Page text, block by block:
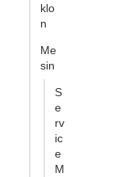
klo
n
Me
sin
S
e
rv
ic
e
M